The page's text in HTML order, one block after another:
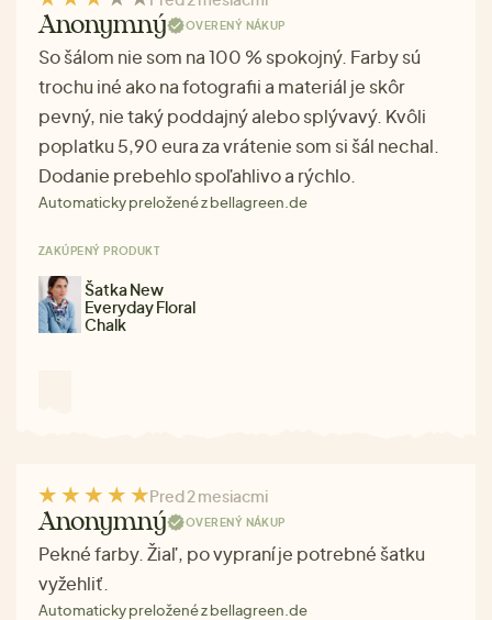
Anonymný OVERENÝ NÁKUP
So šálom nie som na 100 % spokojný. Farby sú
trochu iné ako na fotografii a materiál je skôr
pevný, nie taký poddajný alebo splývavý. Kvôli
poplatku 5,90 eura za vrátenie som si šál nechal.
Dodanie prebehlo spoľahlivo a rýchlo.
Automaticky preložené z bellagreen.de
ZAKÚPENÝ PRODUKT
Šatka New
Everyday Floral
Chalk
Pred 2 mesiacmi
Anonymný OVERENÝ NÁKUP
Pekné farby. Žiaľ, po vypraní je potrebné šatku
vyžehliť.
Automaticky preložené z bellagreen.de